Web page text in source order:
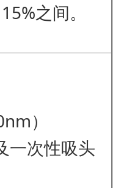
之间。
）
一次性吸头